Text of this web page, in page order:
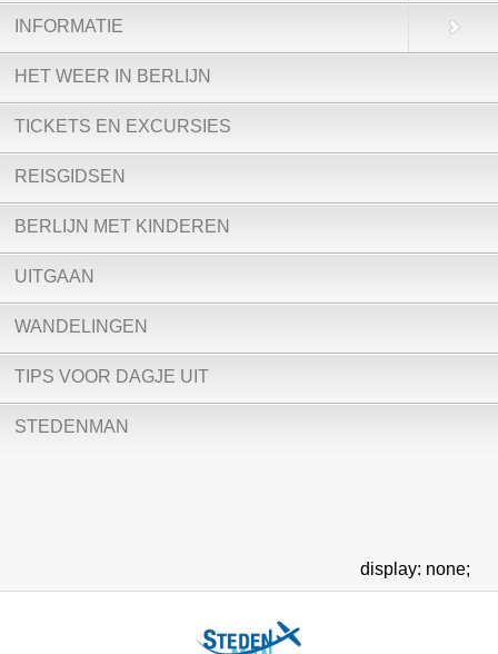
INFORMATIE
HET WEER IN BERLIJN
TICKETS EN EXCURSIES
REISGIDSEN
BERLIJN MET KINDEREN
UITGAAN
WANDELINGEN
TIPS VOOR DAGJE UIT
STEDENMAN
display: none;